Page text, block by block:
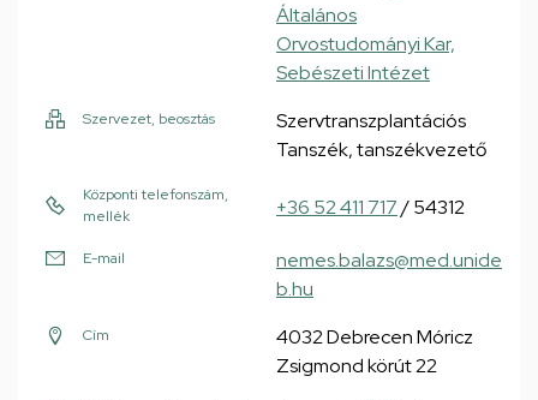
Általános
Orvostudományi Kar,
Sebészeti Intézet
Szervezet, beosztás
Szervtranszplantációs
Tanszék, tanszékvezető
Központi telefonszám,
mellék
+36 52 411 717/ 54312
E-mail
nemes.balazs@med.unide
b.hu
Cím
4032 Debrecen Móricz
Zsigmond körút 22